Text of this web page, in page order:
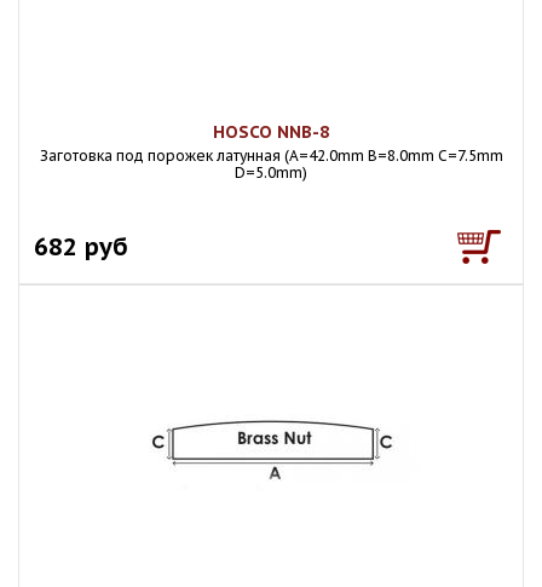
HOSCO NNB-8
Заготовка под порожек латунная (A=42.0mm B=8.0mm C=7.5mm
D=5.0mm)
682 руб